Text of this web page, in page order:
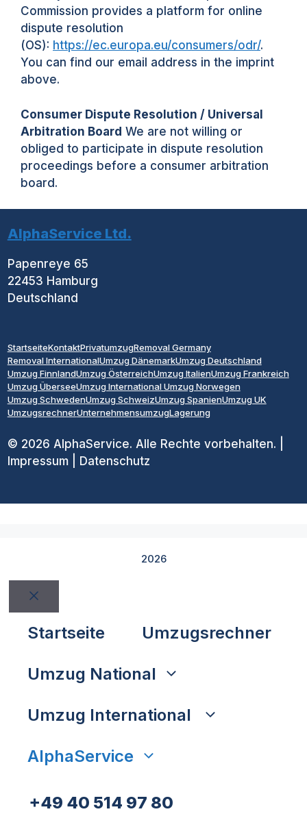
Commission provides a platform for online
dispute resolution
(OS): https://ec.europa.eu/consumers/odr/.
You can find our email address in the imprint
above.
Consumer Dispute Resolution / Universal
Arbitration Board We are not willing or
obliged to participate in dispute resolution
proceedings before a consumer arbitration
board.
AlphaService Ltd.
Papenreye 65
22453 Hamburg
Deutschland
StartseiteKontaktPrivatumzugRemoval Germany
Removal InternationalUmzug DänemarkUmzug Deutschland
Umzug FinnlandUmzug ÖsterreichUmzug ItalienUmzug Frankreich
Umzug ÜberseeUmzug InternationalUmzug Norwegen
Umzug SchwedenUmzug SchweizUmzug SpanienUmzug UK
UmzugsrechnerUnternehmensumzugLagerung
© 2026 AlphaService. Alle Rechte vorbehalten. |
Impressum | Datenschutz
2026
Schließen
Startseite Umzugsrechner
Umzug National
Umzug International
AlphaService
+49 40 514 97 80